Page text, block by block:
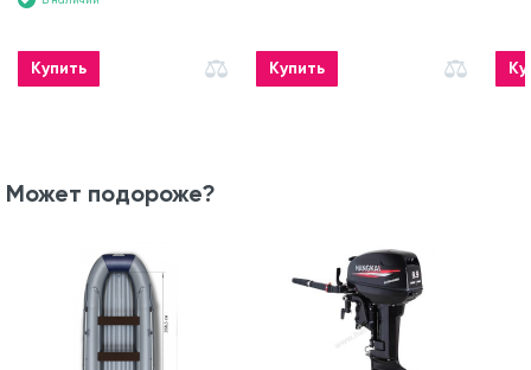
Купить Купить
Может подороже?